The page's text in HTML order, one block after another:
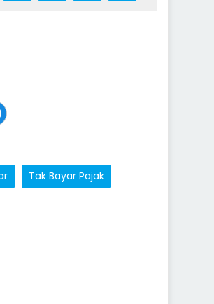
Tak Bayar Pajak